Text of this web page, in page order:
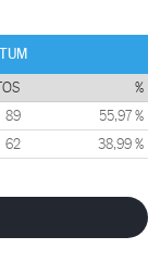
%
89 55,97 %
62 38,99 %